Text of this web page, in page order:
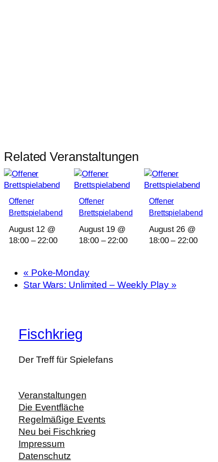
Related Veranstaltungen
Offener
Brettspielabend
August 12 @
18:00–22:00
Offener
Brettspielabend
August 19 @
18:00–22:00
Offener
Brettspielabend
August 26 @
18:00–22:00
« Poke-Monday
Star Wars: Unlimited – Weekly Play »
Fischkrieg
Der Treff für Spielefans
Veranstaltungen
Die Eventfläche
Regelmäßige Events
Neu bei Fischkrieg
Impressum
Datenschutz